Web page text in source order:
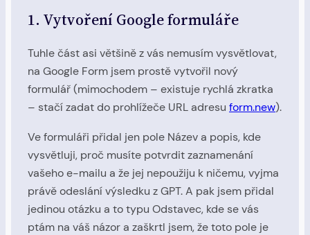
1. Vytvoření Google formuláře
Tuhle část asi většině z vás nemusím vysvětlovat,
na Google Form jsem prostě vytvořil nový
formulář (mimochodem – existuje rychlá zkratka
– stačí zadat do prohlížeče URL adresu form.new).
Ve formuláři přidal jen pole Název a popis, kde
vysvětluji, proč musíte potvrdit zaznamenání
vašeho e-mailu a že jej nepoužiju k ničemu, vyjma
právě odeslání výsledku z GPT. A pak jsem přidal
jedinou otázku a to typu Odstavec, kde se vás
ptám na váš názor a zaškrtl jsem, že toto pole je